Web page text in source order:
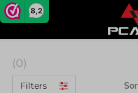
8,2
(0)
Filters